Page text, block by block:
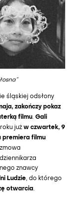
śląskiej odsłony
zakończy pokaz
filmu. Gali
już w czwartek, 9
premiera filmu
znawcy
Ludzie, do którego
otwarcia.